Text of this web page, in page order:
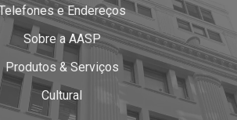
e Endereços
Sobre a AASP
Produtos & Serviços
Cultural